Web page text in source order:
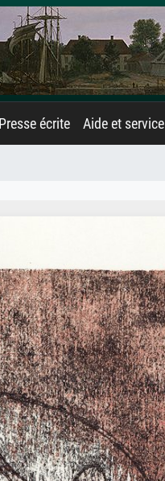
Presse écrite Aide et service